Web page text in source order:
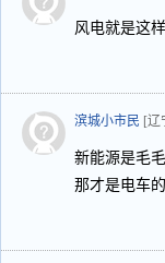
风电就是这
滨城小市民 [辽
新能源是毛
那才是电车